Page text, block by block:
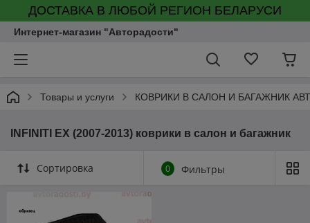
ДОСТАВКА В ЛЮБОЙ РЕГИОН БЕЛАРУСИ
Интернет-магазин "Авторадости"
Товары и услуги КОВРИКИ В САЛОН И БАГАЖНИК
INFINITI EX (2007-2013) коврики в салон и багажник
Сортировка 0 Фильтры